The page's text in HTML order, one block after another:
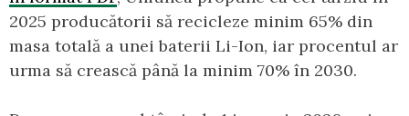
2025 producătorii să recicleze minim 65% din
masa totală a unei baterii Li-Ion, iar procentul ar
urma să crească până la minim 70% în 2030.